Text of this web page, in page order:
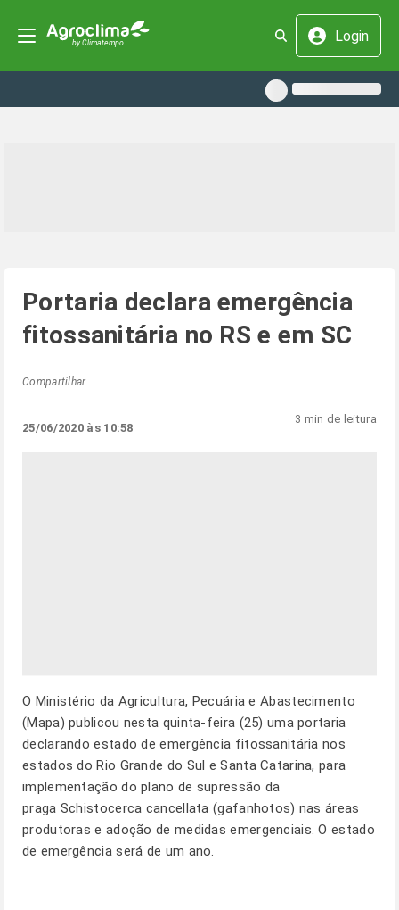
Login
Portaria declara emergência
fitossanitária no RS e em SC
Compartilhar
25/06/2020 às 10:58
3 min de leitura
O Ministério da Agricultura, Pecuária e Abastecimento
(Mapa) publicou nesta quinta-feira (25) uma portaria
declarando estado de emergência fitossanitária nos
estados do Rio Grande do Sul e Santa Catarina, para
implementação do plano de supressão da
praga Schistocerca cancellata (gafanhotos) nas áreas
produtoras e adoção de medidas emergenciais. O estado
de emergência será de um ano.